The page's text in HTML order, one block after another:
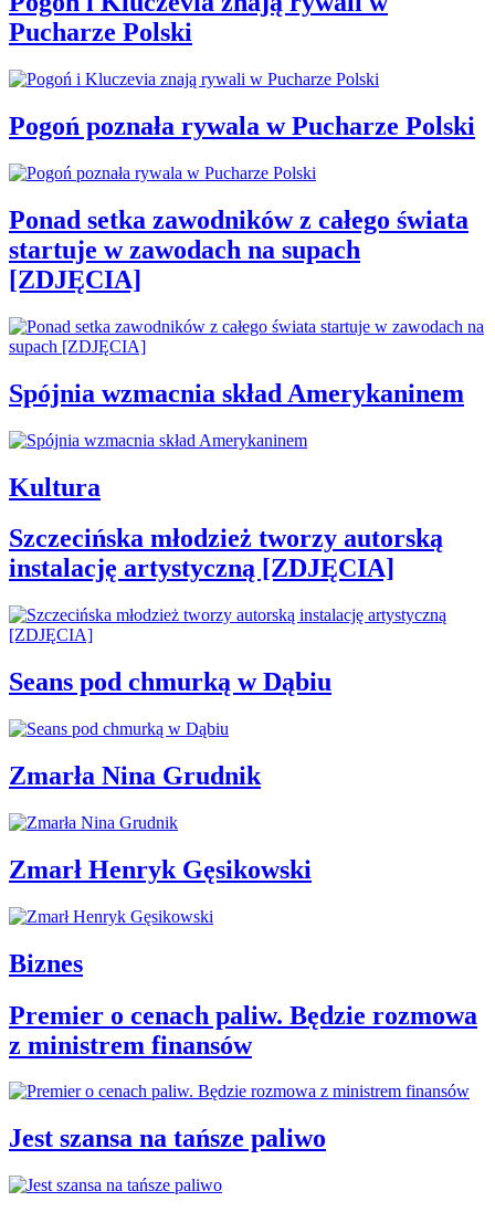
Pucharze Polski
Pogoń poznała rywala w Pucharze Polski
Ponad setka zawodników z całego świata
startuje w zawodach na supach
[ZDJĘCIA]
Spójnia wzmacnia skład Amerykaninem
Kultura
Szczecińska młodzież tworzy autorską
instalację artystyczną [ZDJĘCIA]
Seans pod chmurką w Dąbiu
Zmarła Nina Grudnik
Zmarł Henryk Gęsikowski
Biznes
Premier o cenach paliw. Będzie rozmowa
z ministrem finansów
Jest szansa na tańsze paliwo